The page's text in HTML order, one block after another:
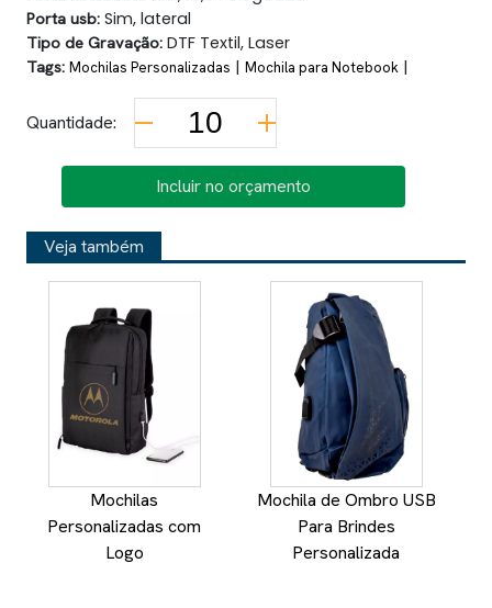
Porta usb: Sim, lateral
Tipo de Gravação: DTF Textil, Laser
Tags: Mochilas Personalizadas | Mochila para Notebook |
Quantidade:
Incluir no orçamento
Veja também
Mochilas
Personalizadas com
Logo
Mochila de Ombro USB
Para Brindes
Personalizada